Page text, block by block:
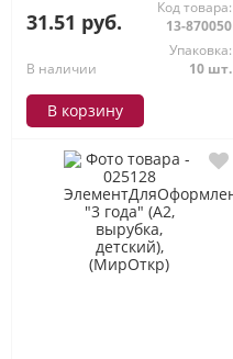
31.51 руб.
Код товара:
13-870050
В наличии
Упаковка:
10 шт.
В корзину